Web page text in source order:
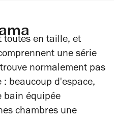
toutes en taille, et
une série
normalement pas
beaucoup d'espace,
bain équipée
chambres une